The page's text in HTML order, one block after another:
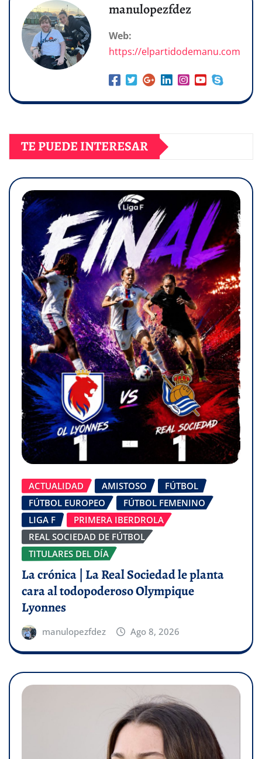
manulopezfdez
Web:
https://elpartidodemanu.com
TE PUEDE INTERESAR
ACTUALIDAD AMISTOSO
FÚTBOL
FÚTBOL EUROPEO
FÚTBOL FEMENINO
LIGA F
PRIMERA IBERDROLA
REAL SOCIEDAD DE FÚTBOL
TITULARES DEL DÍA
La crónica | La Real Sociedad le planta
cara al todopoderoso Olympique
Lyonnes
manulopezfdez Ago 8, 2026